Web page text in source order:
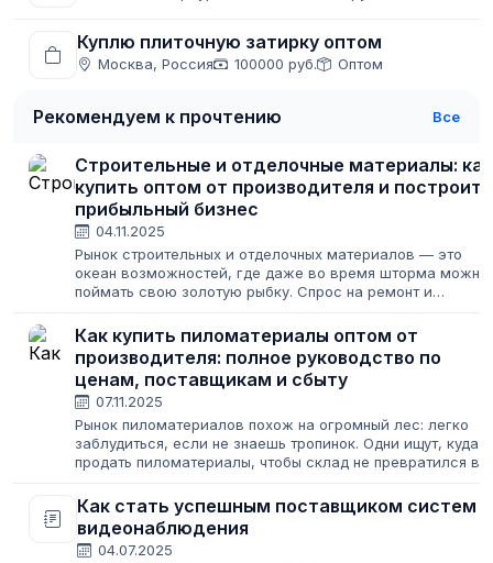
Куплю плиточную затирку оптом
Москва, Россия 100000 руб. Оптом
Рекомендуем к прочтению Все
Строительные и отделочные материалы: как
купить оптом от производителя и построить
прибыльный бизнес
04.11.2025
Рынок строительных и отделочных материалов — это
океан возможностей, где даже во время шторма можно
поймать свою золотую рыбку. Спрос на ремонт и
масштабы. Для предпринимателя это...
Как купить пиломатериалы оптом от
производителя: полное руководство по
ценам, поставщикам и сбыту
07.11.2025
Рынок пиломатериалов похож на огромный лес: легко
заблудиться, если не знаешь тропинок. Одни ищут, куда
продать пиломатериалы, чтобы склад не превратился в
пиломатериалы от производителя, чтобы...
Как стать успешным поставщиком систем
видеонаблюдения
04.07.2025